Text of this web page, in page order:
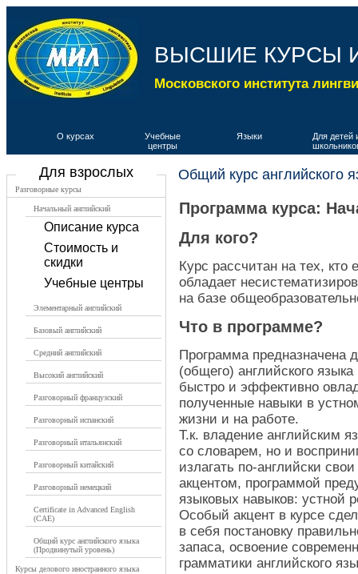
ВЫСШИЕ КУРСЫ
Московского института
О курсах
Учебные
центры
Языки
Для детей
Для взрослых
Разговорные курсы
Начальный английский
Описание курса
Стоимость и
скидки
Учебные центры
Элементарный английский
Базовый английский
Средний английский
Высокий английский
Разговорный французский
Разговорный испанский
Разговорный итальянский
Разговорный китайский
Разговорный немецкий
Certificate in Advanced English
(CAE)
Общий курс английского языка
(Продвинутый уровень)
Курсы делового иностранного языка
Общий курс английского
Программа курса:
Для кого?
Курс рассчитан на тех,
обладает
на базе
Что в программе?
Программа предназначена
(общего) английского
быстро и эффективно
полученные навыки в
жизни и на работе.
Т.к. владение английским
со словарем, но и
излагать по-английски
акцентом, программой
языковых навыков: устной
Особый акцент в курсе
в себя постановку
запаса, освоение
грамматики английского